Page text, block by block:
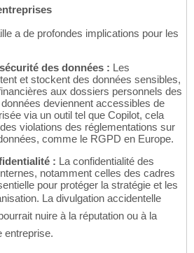
a de profondes implications pour les
des données : Les
et stockent des données sensibles,
aux dossiers personnels des
deviennent accessibles de
via un outil tel que Copilot, cela
violations des réglementations sur
comme le RGPD en Europe.
: La confidentialité des
notamment celles des cadres
pour protéger la stratégie et les
La divulgation accidentelle
nuire à la réputation ou à la
entreprise.